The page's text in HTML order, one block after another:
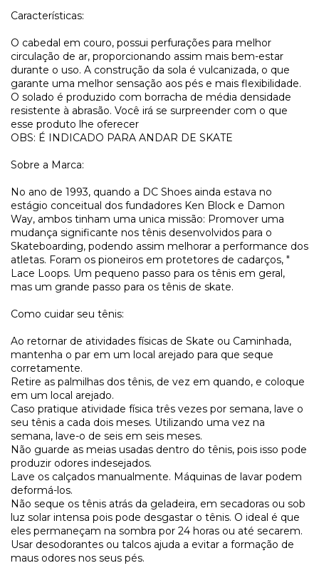
Características:
O cabedal em couro, possui perfurações para melhor
circulação de ar, proporcionando assim mais bem-estar
durante o uso. A construção da sola é vulcanizada, o que
garante uma melhor sensação aos pés e mais flexibilidade.
O solado é produzido com borracha de média densidade
resistente à abrasão. Você irá se surpreender com o que
esse produto lhe oferecer
OBS: É INDICADO PARA ANDAR DE SKATE
Sobre a Marca:
No ano de 1993, quando a DC Shoes ainda estava no
estágio conceitual dos fundadores Ken Block e Damon
Way, ambos tinham uma unica missão: Promover uma
mudança significante nos tênis desenvolvidos para o
Skateboarding, podendo assim melhorar a performance dos
atletas. Foram os pioneiros em protetores de cadarços, "
Lace Loops. Um pequeno passo para os tênis em geral,
mas um grande passo para os tênis de skate.
Como cuidar seu tênis:
Ao retornar de atividades físicas de Skate ou Caminhada,
mantenha o par em um local arejado para que seque
corretamente.
Retire as palmilhas dos tênis, de vez em quando, e coloque
em um local arejado.
Caso pratique atividade física três vezes por semana, lave o
seu tênis a cada dois meses. Utilizando uma vez na
semana, lave-o de seis em seis meses.
Não guarde as meias usadas dentro do tênis, pois isso pode
produzir odores indesejados.
Lave os calçados manualmente. Máquinas de lavar podem
deformá-los.
Não seque os tênis atrás da geladeira, em secadoras ou sob
luz solar intensa pois pode desgastar o tênis. O ideal é que
eles permaneçam na sombra por 24 horas ou até secarem.
Usar desodorantes ou talcos ajuda a evitar a formação de
maus odores nos seus pés.